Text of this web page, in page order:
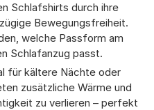
Schlafshirts durch ihre
Bewegungsfreiheit.
welche Passform am
Schlafanzug passt.
für kältere Nächte oder
zusätzliche Wärme und
zu verlieren – perfekt